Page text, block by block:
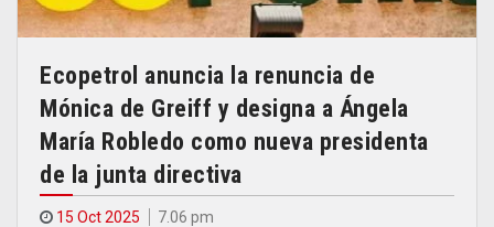
Ecopetrol anuncia la renuncia de
Mónica de Greiff y designa a Ángela
María Robledo como nueva presidenta
de la junta directiva
15 Oct 2025 7.06 pm